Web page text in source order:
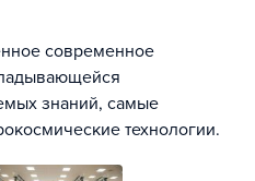
современное
знаний, самые
технологии.